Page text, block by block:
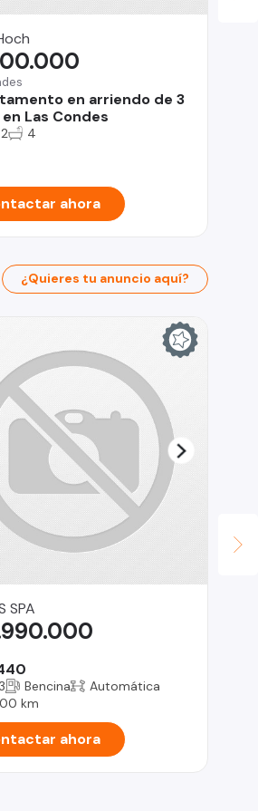
en arriendo de 3
Las Condes
2 4
ahora
¿Quieres tu anuncio aquí?
SPA
Bencina
Automática
km
ahora